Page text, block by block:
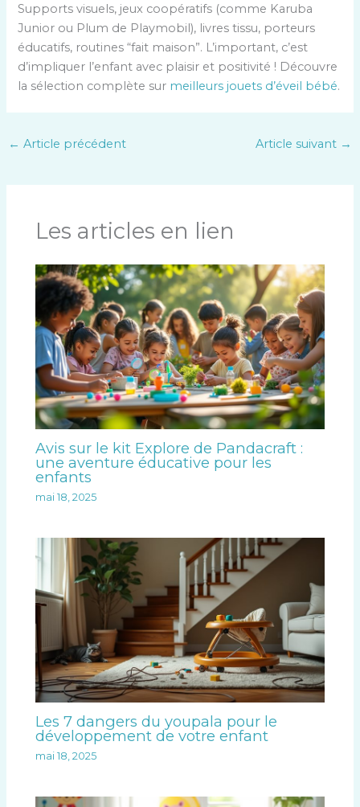
Supports visuels, jeux coopératifs (comme Karuba
Junior ou Plum de Playmobil), livres tissu, porteurs
éducatifs, routines “fait maison”. L’important, c’est
d’impliquer l’enfant avec plaisir et positivité ! Découvre
la sélection complète sur meilleurs jouets d’éveil bébé.
← Article précédent Article suivant →
Les articles en lien
Avis sur le kit Explore de Pandacraft :
une aventure éducative pour les
enfants
mai 18, 2025
Les 7 dangers du youpala pour le
développement de votre enfant
mai 18, 2025